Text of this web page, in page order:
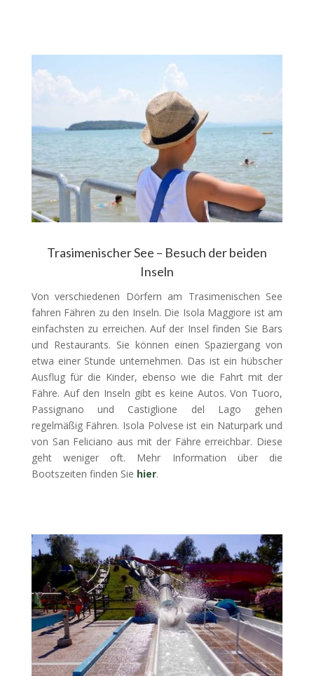
Trasimenischer See – Besuch der beiden
Inseln
Von verschiedenen Dörfern am Trasimenischen See
fahren Fähren zu den Inseln. Die Isola Maggiore ist am
einfachsten zu erreichen. Auf der Insel finden Sie Bars
und Restaurants. Sie können einen Spaziergang von
etwa einer Stunde unternehmen. Das ist ein hübscher
Ausflug für die Kinder, ebenso wie die Fahrt mit der
Fähre. Auf den Inseln gibt es keine Autos. Von Tuoro,
Passignano und Castiglione del Lago gehen
regelmäßig Fähren. Isola Polvese ist ein Naturpark und
von San Feliciano aus mit der Fähre erreichbar. Diese
geht weniger oft. Mehr Information über die
Bootszeiten finden Sie hier.